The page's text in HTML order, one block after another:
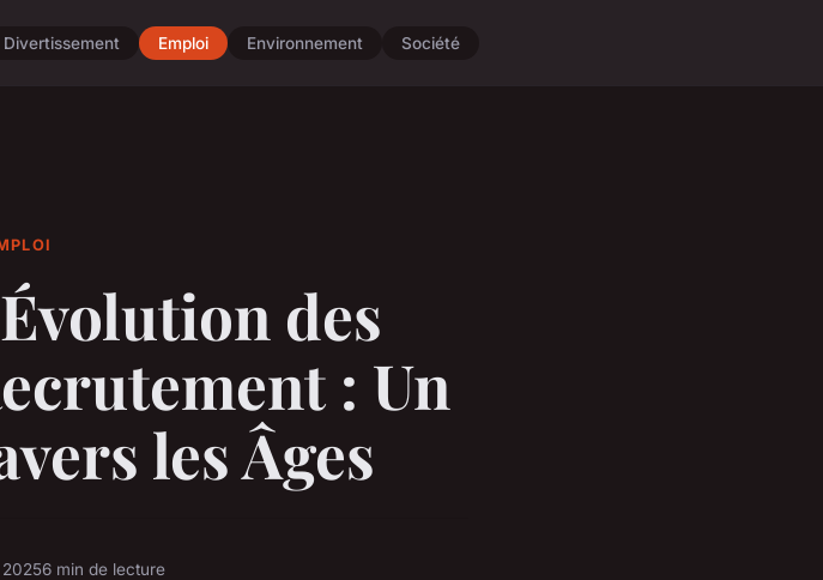
Divertissement Emploi Environnement Société
des
: Un
les Âges
20256 min de lecture